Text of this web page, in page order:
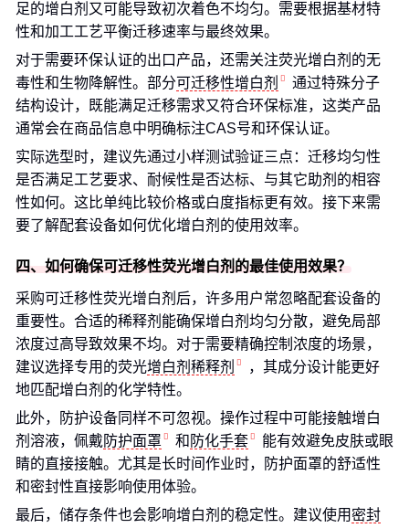
足的增白剂又可能导致初次着色不均匀。需要根据基材特
性和加工工艺平衡迁移速率与最终效果。
对于需要环保认证的出口产品，还需关注荧光增白剂的无
毒性和生物降解性。部分可迁移性增白剂
通过特殊分子
结构设计，既能满足迁移需求又符合环保标准，这类产品
通常会在商品信息中明确标注CAS号和环保认证。
实际选型时，建议先通过小样测试验证三点：迁移均匀性
是否满足工艺要求、耐候性是否达标、与其它助剂的相容
性如何。这比单纯比较价格或白度指标更有效。接下来需
要了解配套设备如何优化增白剂的使用效率。
四、如何确保可迁移性荧光增白剂的最佳使用效果？
采购可迁移性荧光增白剂后，许多用户常忽略配套设备的
重要性。合适的稀释剂能确保增白剂均匀分散，避免局部
浓度过高导致效果不均。对于需要精确控制浓度的场景，
建议选择专用的荧光增白剂稀释剂
，其成分设计能更好
地匹配增白剂的化学特性。
此外，防护设备同样不可忽视。操作过程中可能接触增白
剂溶液，佩戴 防护面罩 和 防化手套
能有效避免皮肤或眼
睛的直接接触。尤其是长时间作业时，防护面罩的舒适性
和密封性直接影响使用体验。
最后，储存条件也会影响增白剂的稳定性。建议使用 密封